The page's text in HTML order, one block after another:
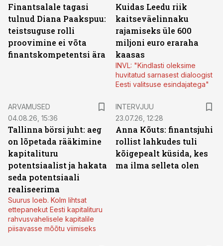
Finantsalale tagasi
tulnud Diana Paakspuu:
teistsuguse rolli
proovimine ei võta
finantskompetentsi ära
Kuidas Leedu riik
kaitseväelinnaku
rajamiseks üle 600
miljoni euro eraraha
kaasas
INVL: "Kindlasti oleksime
huvitatud sarnasest dialoogist
Eesti valitsuse esindajatega"
ARVAMUSED
04.08.26, 15:36
Tallinna börsi juht: aeg
on lõpetada rääkimine
kapitalituru
potentsiaalist ja hakata
seda potentsiaali
realiseerima
Suurus loeb. Kolm lihtsat
ettepanekut Eesti kapitalituru
rahvusvahelisele kapitalile
piisavasse mõõtu viimiseks
INTERVJUU
23.07.26, 12:28
Anna Kõuts: finantsjuhi
rollist lahkudes tuli
kõigepealt küsida, kes
ma ilma selleta olen